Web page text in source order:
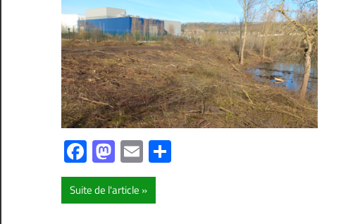
Facebook
Mastodon
Email
Suite de l'article